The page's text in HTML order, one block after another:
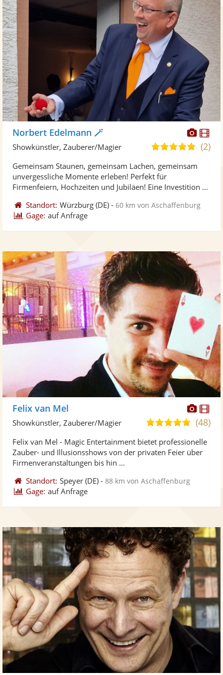
Norbert Edelmann 🪄
5,0
5
Sternen
(2)
Showkünstler, Zauberer/Magier
Gemeinsam Staunen, gemeinsam Lachen, gemeinsam
unvergessliche Momente erleben! Perfekt für
Firmenfeiern, Hochzeiten und Jubiläen! Eine Investition ...
Standort: Würzburg (DE) -60 km von Aschaffenburg
Gage: auf Anfrage
Fotos
Felix van Mel
4,9
5
(48)
Showkünstler, Zauberer/Magier
Felix van Mel - Magic Entertainment bietet professionelle
Zauber- und Illusionsshows von der privaten Feier über
Firmenveranstaltungen bis hin ...
Standort: Speyer (DE) -88 km von Aschaffenburg
Gage: auf Anfrage